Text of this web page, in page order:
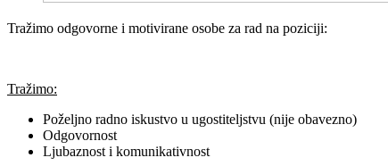
Tražimo odgovorne i motivirane osobe za rad na poziciji:
Tražimo:
Poželjno radno iskustvo u ugostiteljstvu (nije obavezno)
Odgovornost
Ljubaznost i komunikativnost